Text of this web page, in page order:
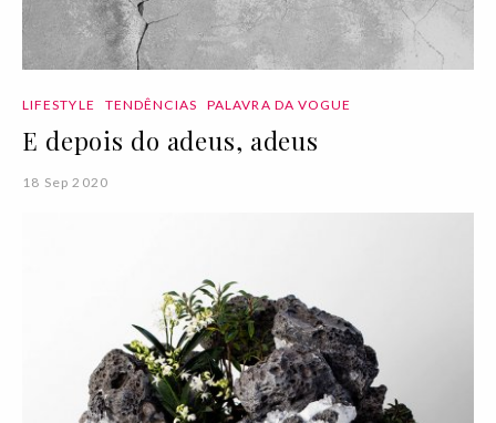
LIFESTYLE TENDÊNCIAS PALAVRA DA VOGUE
E depois do adeus, adeus
18 Sep 2020